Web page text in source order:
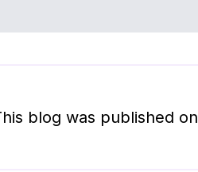
blog was published on